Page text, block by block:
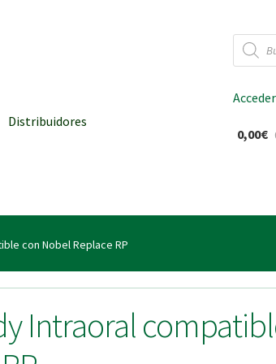
de
productos
Distribuidores
Finalizar Pedido
Acceder
0,00€
con Nobel Replace RP
Intraoral